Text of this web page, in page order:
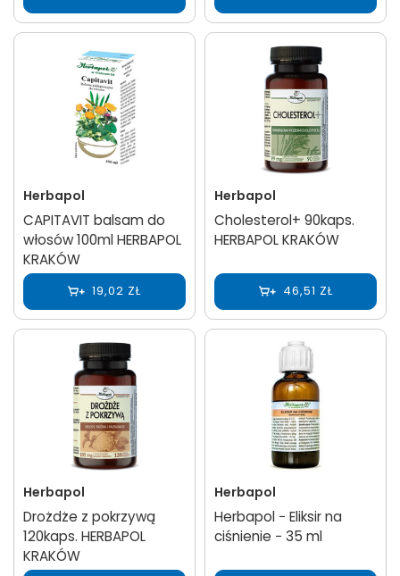
Herbapol
CAPITAVIT balsam do
włosów 100ml HERBAPOL
KRAKÓW
19,02 ZŁ
Herbapol
Cholesterol+ 90kaps.
HERBAPOL KRAKÓW
46,51 ZŁ
Herbapol
Drożdże z pokrzywą
120kaps. HERBAPOL
KRAKÓW
Herbapol
Herbapol − Eliksir na
ciśnienie − 35 ml